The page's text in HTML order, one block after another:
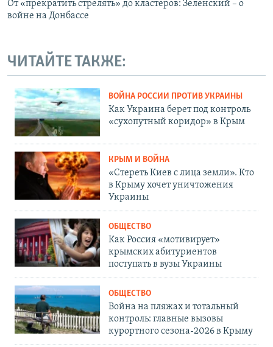
От «прекратить стрелять» до кластеров: Зеленский – о
войне на Донбассе
ЧИТАЙТЕ ТАКЖЕ:
ВОЙНА РОССИИ ПРОТИВ УКРАИНЫ
Как Украина берет под контроль
«сухопутный коридор» в Крым
КРЫМ И ВОЙНА
«Стереть Киев с лица земли». Кто
в Крыму хочет уничтожения
Украины
ОБЩЕСТВО
Как Россия «мотивирует»
крымских абитуриентов
поступать в вузы Украины
ОБЩЕСТВО
Война на пляжах и тотальный
контроль: главные вызовы
курортного сезона-2026 в Крыму